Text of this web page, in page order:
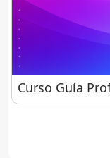
Curso Guía
Curso Guía